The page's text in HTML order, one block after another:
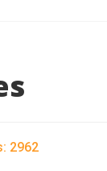
2962